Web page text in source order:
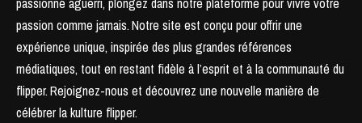
passion comme jamais.Notre site est conçu pour offrir une
expérience unique, inspirée des plus grandes références
médiatiques, tout en restant fidèle à l’esprit et à la communauté du
flipper.Rejoignez-nous et découvrez une nouvelle manière de
célébrer la kulture flipper.